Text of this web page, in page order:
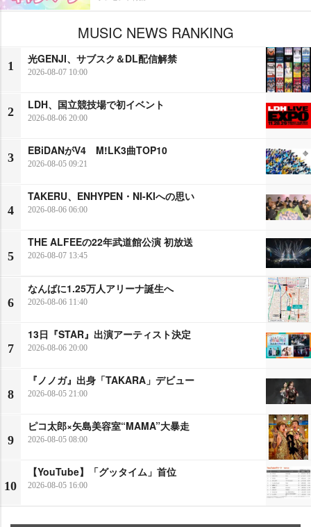
MUSIC NEWS RANKING
1
光GENJI、サブスク＆DL配信解禁
2026-08-07 10:00
2
LDH、国立競技場で初イベント
2026-08-06 20:00
3
EBiDANがV4 M!LK3曲TOP10
2026-08-05 09:21
4
TAKERU、ENHYPEN・NI-KIへの思い
2026-08-06 06:00
5
THE ALFEEの22年武道館公演 初放送
2026-08-07 13:45
6
なんばに1.25万人アリーナ誕生へ
2026-08-06 11:40
7
13日『STAR』出演アーティスト決定
2026-08-06 20:00
8
『ノノガ』出身「TAKARA」デビュー
2026-08-05 21:00
9
ピコ太郎×矢島美容室“MAMA”大暴走
2026-08-05 08:00
10
【YouTube】「グッタイム」首位
2026-08-05 16:00